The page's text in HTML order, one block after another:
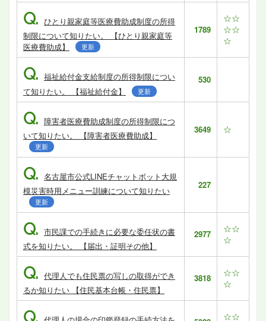
Q. ひとり親家庭等医療費助成制度の所得
制限について知りたい。 【ひとり親家庭等
医療費助成】
更新
1789
☆☆
☆☆
☆
Q. 福祉給付金支給制度の所得制限につい
て知りたい。 【福祉給付金】
更新
530
Q. 障害者医療費助成制度の所得制限につ
いて知りたい。 【障害者医療費助成】
更新
3649 ☆
Q. 名古屋市公式LINEチャットボット大規
模災害時用メニュー訓練について知りたい
更新
227
Q. 市民課での手続きに必要な委任状の書
式を知りたい。 【届出・証明その他】
2977
☆☆
☆
Q. 代理人でも住民票の写しの取得ができ
るか知りたい 【住民基本台帳・住民票】
3818
☆☆
☆
☆☆